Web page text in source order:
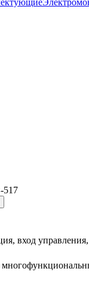
517
вход